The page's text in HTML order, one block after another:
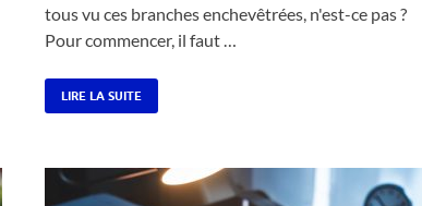
tous vu ces branches enchevêtrées, n'est-ce pas ?
Pour commencer, il faut …
LIRE LA SUITE